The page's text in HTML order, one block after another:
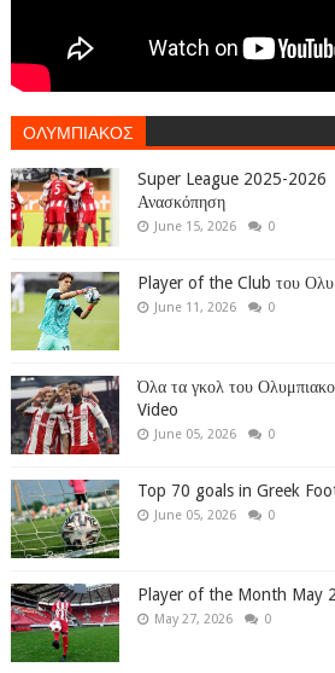
ΟΛΥΜΠΙΑΚΟΣ
Super League 2025-2026
Ανασκόπηση
June 15, 2026 0
Player of the Club του
June 11, 2026 0
Όλα τα γκολ του
Video
June 05, 2026 0
Top 70 goals in Greek
June 05, 2026 0
Player of the Month May
May 27, 2026 0